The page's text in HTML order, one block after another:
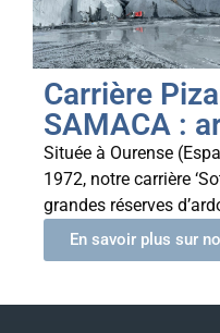
Carrière
SAMACA :
Située à Ourense
1972, notre carrière
grandes réserves
En savoir plus sur